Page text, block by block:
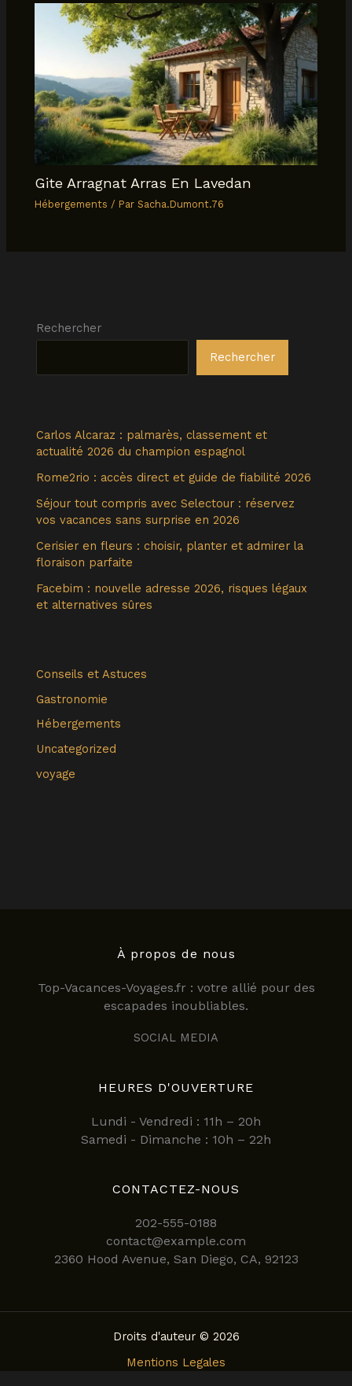
Gite Arragnat Arras En Lavedan
Hébergements / ParSacha.Dumont.76
Rechercher
Rechercher
Carlos Alcaraz : palmarès, classement et
actualité 2026 du champion espagnol
Rome2rio : accès direct et guide de fiabilité 2026
Séjour tout compris avec Selectour : réservez
vos vacances sans surprise en 2026
Cerisier en fleurs : choisir, planter et admirer la
floraison parfaite
Facebim : nouvelle adresse 2026, risques légaux
et alternatives sûres
Conseils et Astuces
Gastronomie
Hébergements
Uncategorized
voyage
À propos de nous
Top-Vacances-Voyages.fr : votre allié pour des
escapades inoubliables.
SOCIAL MEDIA
HEURES D'OUVERTURE
Lundi - Vendredi : 11h – 20h
Samedi - Dimanche : 10h – 22h
CONTACTEZ-NOUS
202-555-0188
contact@example.com
2360 Hood Avenue, San Diego, CA, 92123
Droits d'auteur © 2026
Mentions Legales